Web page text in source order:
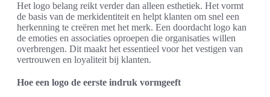
Het logo belang reikt verder dan alleen esthetiek. Het vormt
de basis van de merkidentiteit en helpt klanten om snel een
herkenning te creëren met het merk. Een doordacht logo kan
de emoties en associaties oproepen die organisaties willen
overbrengen. Dit maakt het essentieel voor het vestigen van
vertrouwen en loyaliteit bij klanten.
Hoe een logo de eerste indruk vormgeeft